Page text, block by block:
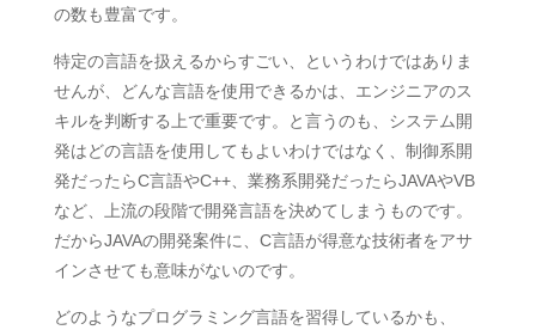
の数も豊富です。
特定の言語を扱えるからすごい、というわけではありま
せんが、どんな言語を使用できるかは、エンジニアのス
キルを判断する上で重要です。と言うのも、システム開
発はどの言語を使用してもよいわけではなく、制御系開
発だったらC言語やC++、業務系開発だったらJAVAやVB
など、上流の段階で開発言語を決めてしまうものです。
だからJAVAの開発案件に、C言語が得意な技術者をアサ
インさせても意味がないのです。
どのようなプログラミング言語を習得しているかも、